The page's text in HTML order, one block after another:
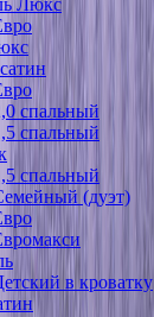
Люкс
спальный
спальный
спальный
(дуэт)
в кроватку